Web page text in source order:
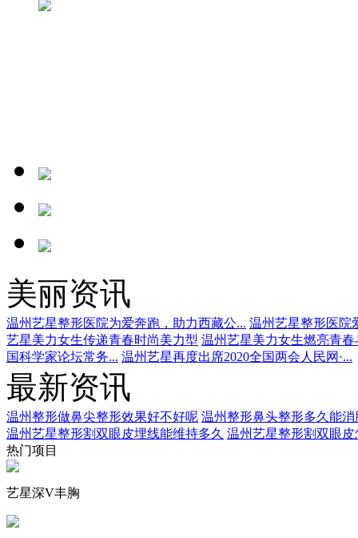
美丽资讯
温州艺星整形医院为爱奔跑，助力西藏公... 温州艺星整形医院
艺星美力女生传递青春时尚美力型 温州艺星美力女生燃亮青春
国科学家论坛常务... 温州艺星再度出席2020全国两会人民网·...
最新资讯
温州整形做鼻尖整形效果好不好呢 温州整形鼻头整形多久能消
温州艺星整形割双眼皮埋线能维持多久 温州艺星整形割双眼皮
热门项目
艺星深V丰胸